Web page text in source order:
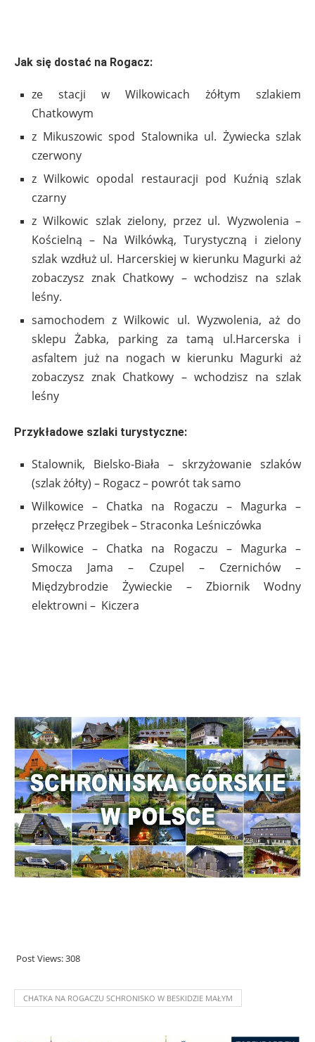
Jak się dostać na Rogacz:
ze stacji w Wilkowicach żółtym szlakiem
Chatkowym
z Mikuszowic spod Stalownika ul. Żywiecka szlak
czerwony
z Wilkowic opodal restauracji pod Kuźnią szlak
czarny
z Wilkowic szlak zielony, przez ul. Wyzwolenia –
Kościelną – Na Wilkówką, Turystyczną i zielony
szlak wzdłuż ul. Harcerskiej w kierunku Magurki aż
zobaczysz znak Chatkowy – wchodzisz na szlak
leśny.
samochodem z Wilkowic ul. Wyzwolenia, aż do
sklepu Żabka, parking za tamą ul.Harcerska i
asfaltem już na nogach w kierunku Magurki aż
zobaczysz znak Chatkowy – wchodzisz na szlak
leśny
Przykładowe szlaki turystyczne:
Stalownik, Bielsko-Biała – skrzyżowanie szlaków
(szlak żółty) – Rogacz – powrót tak samo
Wilkowice – Chatka na Rogaczu – Magurka –
przełęcz Przegibek – Straconka Leśniczówka
Wilkowice – Chatka na Rogaczu – Magurka –
Smocza Jama – Czupel – Czernichów –
Międzybrodzie Żywieckie – Zbiornik Wodny
elektrowni – Kiczera
Post Views:308
CHATKA NA ROGACZU SCHRONISKO W BESKIDZIE MAŁYM